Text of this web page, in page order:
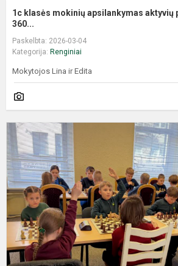
1c klasės mokinių apsilankymas aktyvių
360...
Paskelbta: 2026-03-04
Kategorija: Renginiai
Mokytojos Lina ir Edita